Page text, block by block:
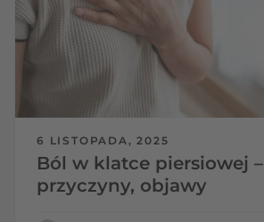
6 LISTOPADA, 2025
Ból w klatce piersiowej –
przyczyny, objawy